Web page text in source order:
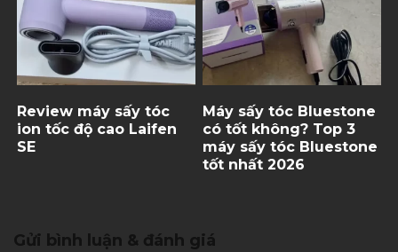
Review máy sấy tóc
ion tốc độ cao Laifen
SE
Máy sấy tóc Bluestone
có tốt không? Top 3
máy sấy tóc Bluestone
tốt nhất 2026
Gửi bình luận & đánh giá